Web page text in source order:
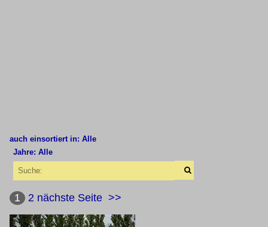
auch einsortiert in: Alle
Alle Kategorien
Australien
Sydney Trains
Jahre: Alle
1 2 nächste Seite >>